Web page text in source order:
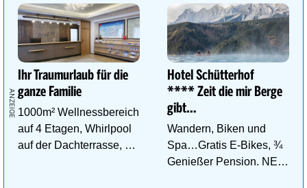
Ihr Traumurlaub für die
ganze Familie
1000m² Wellnessbereich
auf 4 Etagen, Whirlpool
auf der Dachterrasse, 4
Hotel Schütterhof
**** Zeit die mir Berge
gibt…
Wandern, Biken und
Spa…Gratis E-Bikes, ¾
Genießer Pension. NEU: